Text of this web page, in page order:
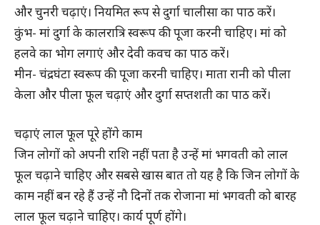
और चुनरी चढ़ाएं। नियमित रूप से दुर्गा चालीसा का पाठ करें।
कुंभ- मां दुर्गा के कालरात्रि स्वरूप की पूजा करनी चाहिए। मां को
हलवे का भोग लगाएं और देवी कवच का पाठ करें।
मीन- चंद्रघंटा स्वरूप की पूजा करनी चाहिए। माता रानी को पीला
केला और पीला फूल चढ़ाएं और दुर्गा सप्तशती का पाठ करें।
चढ़ाएं लाल फूल पूरे होंगे काम
जिन लोगों को अपनी राशि नहीं पता है उन्हें मां भगवती को लाल
फूल चढ़ाने चाहिए और सबसे खास बात तो यह है कि जिन लोगों के
काम नहीं बन रहे हैं उन्हें नौ दिनों तक रोजाना मां भगवती को बारह
लाल फूल चढ़ाने चाहिए। कार्य पूर्ण होंगे।